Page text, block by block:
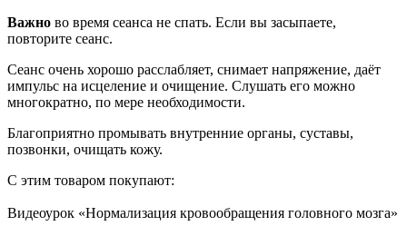
Важно во время сеанса не спать. Если вы засыпаете,
повторите сеанс.
Сеанс очень хорошо расслабляет, снимает напряжение, даёт
импульс на исцеление и очищение. Слушать его можно
многократно, по мере необходимости.
Благоприятно промывать внутренние органы, суставы,
позвонки, очищать кожу.
С этим товаром покупают:
Видеоурок «Нормализация кровообращения головного мозга»